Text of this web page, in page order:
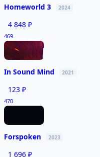
Homeworld 3 2024
4 848 ₽
469
In Sound Mind 2021
123 ₽
470
Forspoken 2023
1 696 ₽